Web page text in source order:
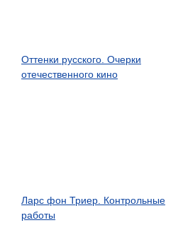
Оттенки русского. Очерки
отечественного кино
Ларс фон Триер. Контрольные
работы